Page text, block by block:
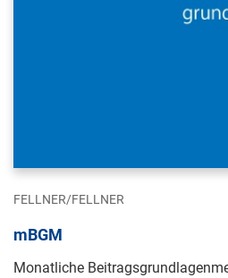
FELLNER/FELLNER
mBGM
Monatliche